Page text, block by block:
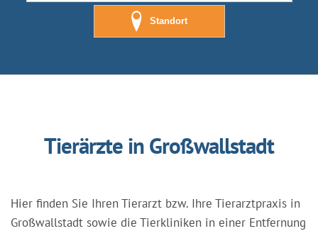
Standort
Tierärzte in Großwallstadt
Hier finden Sie Ihren Tierarzt bzw. Ihre Tierarztpraxis in
Großwallstadt sowie die Tierkliniken in einer Entfernung